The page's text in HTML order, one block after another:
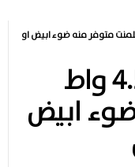
جلوب 4.5 واط فلمنت متوفر منه ضوء ابيض او
لمبة مينى جلوب 4.5 واط
ابيض